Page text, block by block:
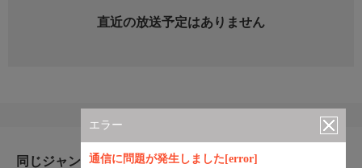
エラー
通信に問題が発生しました[error]
直近の放送予定はありません
同じジャンルのおすすめ番組